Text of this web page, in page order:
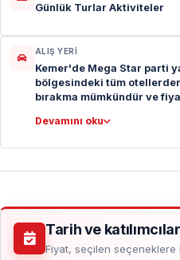
Günlük Turlar Aktiviteler
ALIŞ YERI
Kemer'de Mega Star parti
bölgesindeki tüm
bırakma mümkündür ve
Devamını oku
Tarih ve
Fiyat, seçilen seçeneklere